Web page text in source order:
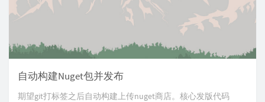
自动构建Nuget包并发布
期望git打标签之后自动构建上传nuget商店。核心发版代码